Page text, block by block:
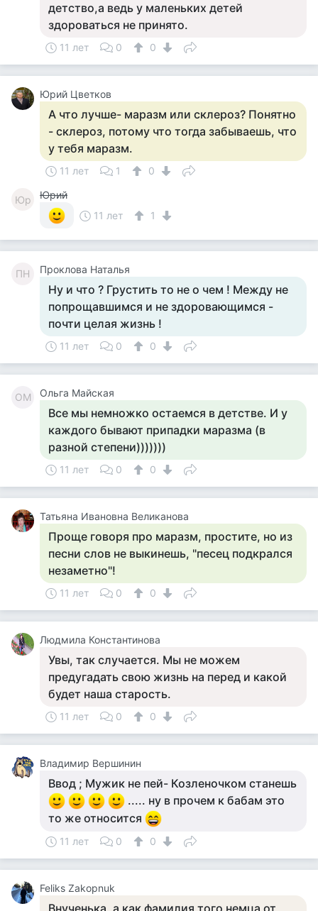
детство,а ведь у маленьких детей
здороваться не принято.
11 лет 0 0
Юрий Цветков
А что лучше- маразм или склероз? Понятно
- склероз, потому что тогда забываешь, что
у тебя маразм.
11 лет 1 0
Юр
Юрий
11 лет
1
ПН Проклова Наталья
Ну и что ? Грустить то не о чем ! Между не
попрощавшимся и не здоровающимся -
почти целая жизнь !
11 лет 0 0
ОМ Ольга Майская
Все мы немножко остаемся в детстве. И у
каждого бывают припадки маразма (в
разной степени)))))))
11 лет 0 0
Татьяна Ивановна Великанова
Проще говоря про маразм, простите, но из
песни слов не выкинешь, "песец подкрался
незаметно"!
11 лет 0 0
Людмила Константинова
Увы, так случается. Мы не можем
предугадать свою жизнь на перед и какой
будет наша старость.
11 лет 0 0
Владимир Вершинин
Ввод ; Мужик не пей- Козленочком станешь
..... ну в прочем к бабам это
то же относится
11 лет 0 0
Feliks Zakopnuk
Внученька, а как фамилия того немца от